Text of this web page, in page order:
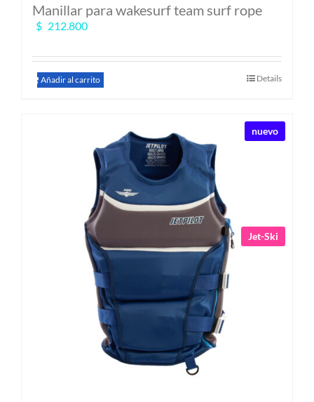
Manillar para wakesurf team surf rope
$ 212.800
Añadir al carrito Details
Jet-Ski
nuevo